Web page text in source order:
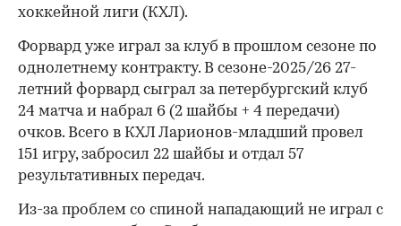
хоккейной лиги (КХЛ).
Форвард уже играл за клуб в прошлом сезоне по
однолетнему контракту. В сезоне-2025/26 27-
летний форвард сыграл за петербургский клуб
24 матча и набрал 6 (2 шайбы + 4 передачи)
очков. Всего в КХЛ Ларионов-младший провел
151 игру, забросил 22 шайбы и отдал 57
результативных передач.
Из-за проблем со спиной нападающий не играл с